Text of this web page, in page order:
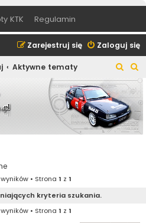
KTK Regulamin
Zaloguj się
Zarejestruj się
Aktywne tematy
z
u
k
z
u
k
a
• Strona 1 z 1
kryteria szukania.
• Strona 1 z 1